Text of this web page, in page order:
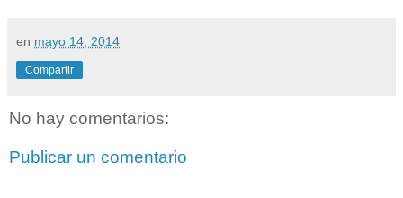
en mayo 14, 2014
Compartir
No hay comentarios:
Publicar un comentario